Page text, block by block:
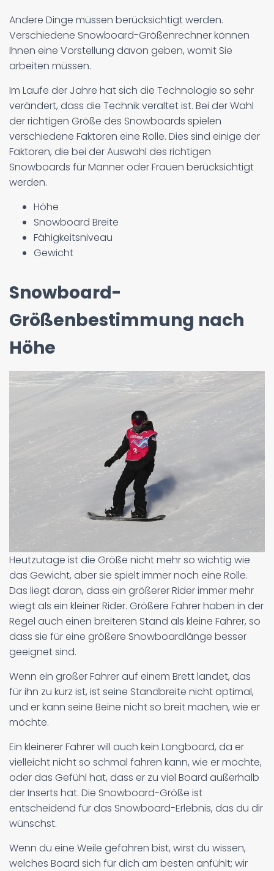
Andere Dinge müssen berücksichtigt werden.
Verschiedene Snowboard-Größenrechner können
Ihnen eine Vorstellung davon geben, womit Sie
arbeiten müssen.
Im Laufe der Jahre hat sich die Technologie so sehr
verändert, dass die Technik veraltet ist. Bei der Wahl
der richtigen Größe des Snowboards spielen
verschiedene Faktoren eine Rolle. Dies sind einige der
Faktoren, die bei der Auswahl des richtigen
Snowboards für Männer oder Frauen berücksichtigt
werden.
Höhe
Snowboard Breite
Fähigkeitsniveau
Gewicht
Snowboard-
Größenbestimmung nach
Höhe
Heutzutage ist die Größe nicht mehr so wichtig wie
das Gewicht, aber sie spielt immer noch eine Rolle.
Das liegt daran, dass ein größerer Rider immer mehr
wiegt als ein kleiner Rider. Größere Fahrer haben in der
Regel auch einen breiteren Stand als kleine Fahrer, so
dass sie für eine größere Snowboardlänge besser
geeignet sind.
Wenn ein großer Fahrer auf einem Brett landet, das
für ihn zu kurz ist, ist seine Standbreite nicht optimal,
und er kann seine Beine nicht so breit machen, wie er
möchte.
Ein kleinerer Fahrer will auch kein Longboard, da er
vielleicht nicht so schmal fahren kann, wie er möchte,
oder das Gefühl hat, dass er zu viel Board außerhalb
der Inserts hat. Die Snowboard-Größe ist
entscheidend für das Snowboard-Erlebnis, das du dir
wünschst.
Wenn du eine Weile gefahren bist, wirst du wissen,
welches Board sich für dich am besten anfühlt; wir